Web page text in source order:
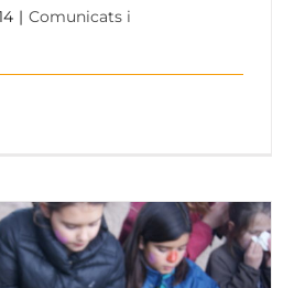
| Comunicats i